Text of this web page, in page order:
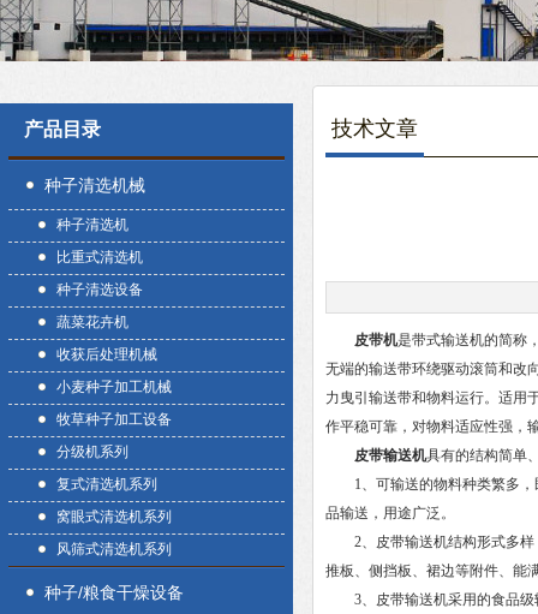
产品目录
种子清选机械
种子清选机
比重式清选机
种子清选设备
蔬菜花卉机
收获后处理机械
小麦种子加工机械
牧草种子加工设备
分级机系列
复式清选机系列
窝眼式清选机系列
风筛式清选机系列
种子/粮食干燥设备
技术文章
皮带机是带式输送机的简称
无端的输送带环绕驱动滚筒和改
力曳引输送带和物料运行。适用
作平稳可靠，对物料适应性强，
皮带输送机具有的结构简单
1、可输送的物料种类繁多，
品输送，用途广泛。
2、皮带输送机结构形式多样
推板、侧挡板、裙边等附件、能
3、皮带输送机采用的食品级